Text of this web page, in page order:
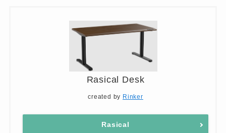
Rasical Desk
created by Rinker
Rasical